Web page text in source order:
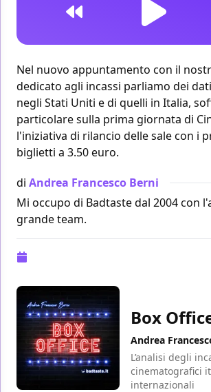
Nel nuovo appuntamento con il
dedicato agli incassi parliamo dei
negli Stati Uniti e di quelli in Italia,
particolare sulla prima giornata di
l'iniziativa di rilancio delle sale con i
biglietti a 3.50 euro.
di Andrea Francesco Berni
Mi occupo di Badtaste dal 2004 con
grande team.
Box
Andrea
L’analisi degli
cinematografici
internazionali